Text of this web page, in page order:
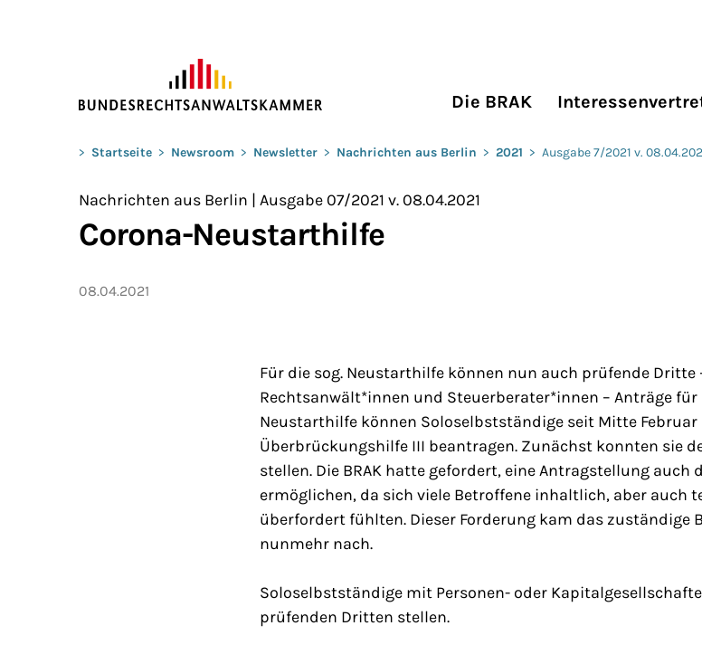
Die BRAK
Sie befinden sich hier:
> Startseite > Newsroom > Newsletter > Nachrichten aus Berlin > 2021 > Ausgabe 7/2021 v.
Nachrichten aus Berlin | Ausgabe 07/2021 v. 08.04.2021
Corona-Neustarthilfe
08.04.2021
Für die sog. Neustarthilfe können nun auch prüfende Dritte
Rechtsanwält*innen und Steuerberater*innen – Anträge für
Neustarthilfe können Soloselbstständige seit Mitte Februar
Überbrückungshilfe III beantragen. Zunächst konnten sie
stellen. Die BRAK hatte gefordert, eine Antragstellung auch
ermöglichen, da sich viele Betroffene inhaltlich, aber auch
überfordert fühlten. Dieser Forderung kam das
nunmehr nach.
Soloselbstständige mit Personen- oder
prüfenden Dritten stellen.